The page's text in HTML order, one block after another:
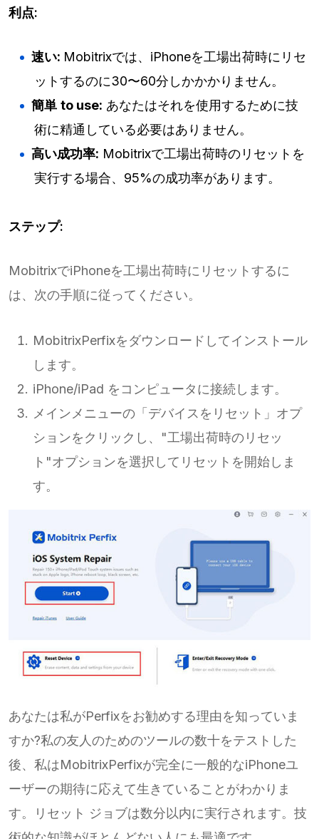
利点:
速い: Mobitrixでは、iPhoneを工場出荷時にリセ
ットするのに30〜60分しかかかりません。
簡単 to use: あなたはそれを使用するために技
術に精通している必要はありません。
高い成功率: Mobitrixで工場出荷時のリセットを
実行する場合、95%の成功率があります。
ステップ:
MobitrixでiPhoneを工場出荷時にリセットするに
は、次の手順に従ってください。
MobitrixPerfixをダウンロードしてインストール
します。
iPhone/iPad をコンピュータに接続します。
メインメニューの「デバイスをリセット」オプ
ションをクリックし、"工場出荷時のリセッ
ト"オプションを選択してリセットを開始しま
す。
あなたは私がPerfixをお勧めする理由を知っていま
すか?私の友人のためのツールの数十をテストした
後、私はMobitrixPerfixが完全に一般的なiPhoneユ
ーザーの期待に応えて生きていることがわかりま
す。リセット ジョブは数分以内に実行されます。技